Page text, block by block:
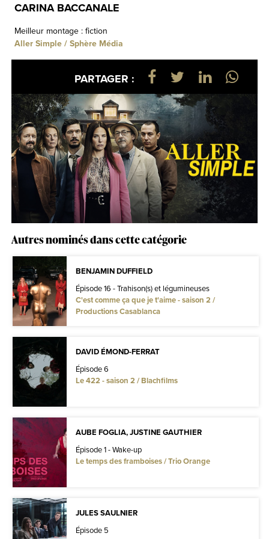
CARINA BACCANALE
Meilleur montage : fiction
Aller Simple / Sphère Média
PARTAGER :
Autres nominés dans cette catégorie
BENJAMIN DUFFIELD
Épisode 16 - Trahison(s) et légumineuses
C'est comme ça que je t'aime - saison 2 /
Productions Casablanca
DAVID ÉMOND-FERRAT
Épisode 6
Le 422 - saison 2 / Blachfilms
AUBE FOGLIA, JUSTINE GAUTHIER
Épisode 1 - Wake-up
Le temps des framboises / Trio Orange
JULES SAULNIER
Épisode 5